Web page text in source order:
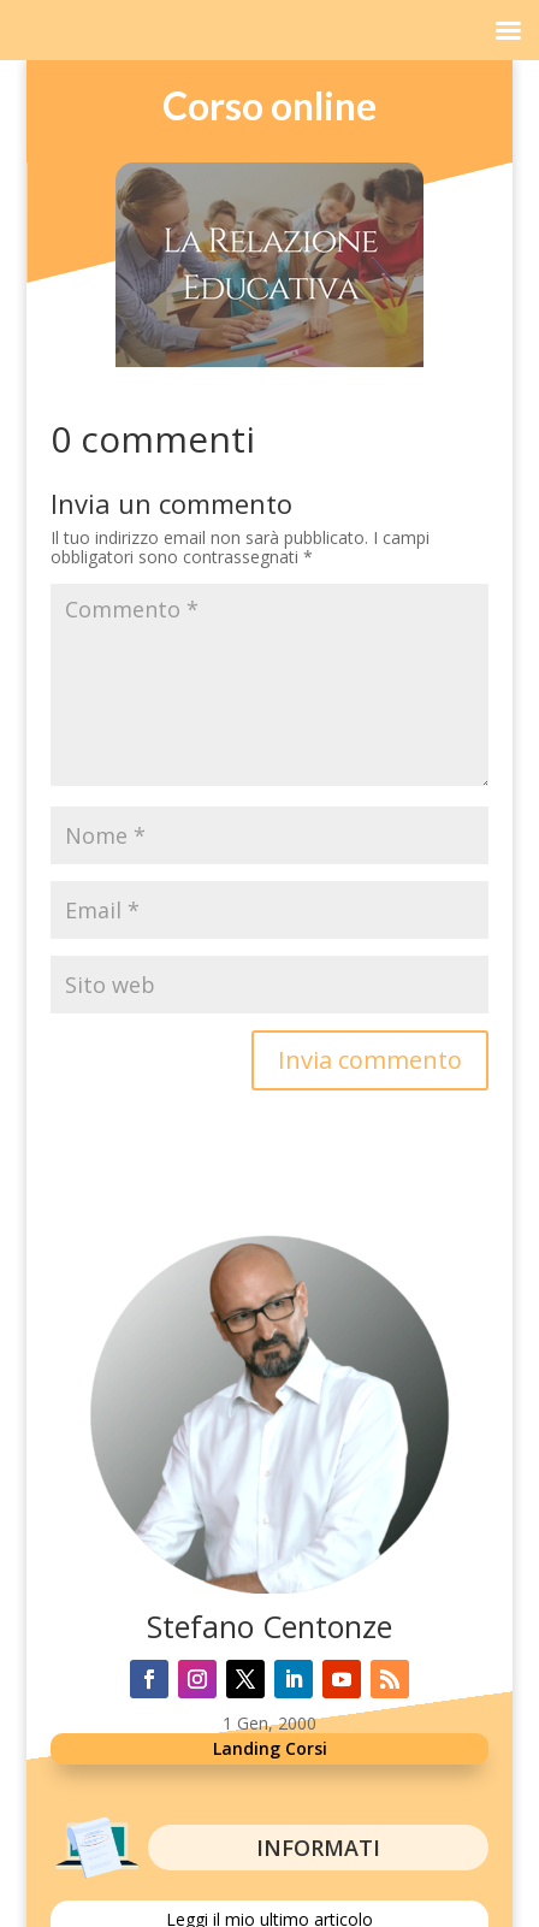
Corso online
0 commenti
Invia un commento
Il tuo indirizzo email non sarà pubblicato. I campi
obbligatori sono contrassegnati*
Invia commento
Stefano Centonze
1 Gen, 2000
Landing Corsi
INFORMATI
Leggi il mio ultimo articolo